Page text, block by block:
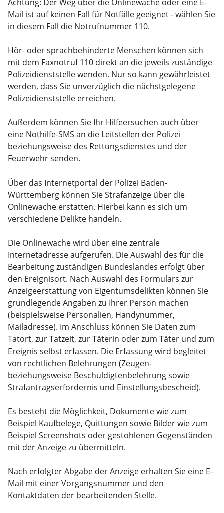
Mail ist auf keinen Fall für Notfälle geeignet - wählen Sie
in diesem Fall die Notrufnummer 110.
Hör- oder sprachbehinderte Menschen können sich
mit dem Faxnotruf 110 direkt an die jeweils zuständige
Polizeidienststelle wenden. Nur so kann gewährleistet
werden, dass Sie unverzüglich die nächstgelegene
Polizeidienststelle erreichen.
Außerdem können Sie Ihr Hilfeersuchen auch über
eine Nothilfe-SMS an die Leitstellen der Polizei
beziehungsweise des Rettungsdienstes und der
Feuerwehr senden.
Über das Internetportal der Polizei Baden-
Württemberg können Sie Strafanzeige über die
Onlinewache erstatten. Hierbei kann es sich um
verschiedene Delikte handeln.
Die Onlinewache wird über eine zentrale
Internetadresse aufgerufen. Die Auswahl des für die
Bearbeitung zuständigen Bundeslandes erfolgt über
den Ereignisort. Nach Auswahl des Formulars zur
Anzeigeerstattung von Eigentumsdelikten können Sie
grundlegende Angaben zu Ihrer Person machen
(beispielsweise Personalien, Handynummer,
Mailadresse). Im Anschluss können Sie Daten zum
Tatort, zur Tatzeit, zur Täterin oder zum Täter und zum
Ereignis selbst erfassen. Die Erfassung wird begleitet
von rechtlichen Belehrungen (Zeugen-
beziehungsweise Beschuldigtenbelehrung sowie
Strafantragserfordernis und Einstellungsbescheid).
Es besteht die Möglichkeit, Dokumente wie zum
Beispiel Kaufbelege, Quittungen sowie Bilder wie zum
Beispiel Screenshots oder gestohlenen Gegenständen
mit der Anzeige zu übermitteln.
Nach erfolgter Abgabe der Anzeige erhalten Sie eine E-
Mail mit einer Vorgangsnummer und den
Kontaktdaten der bearbeitenden Stelle.